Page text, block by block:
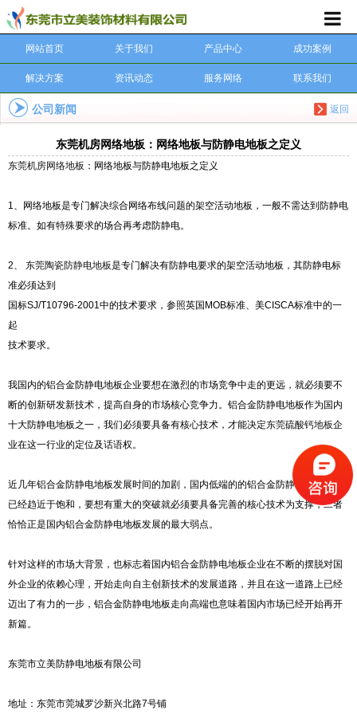
网站首页 关于我们 产品中心 成功案例
解决方案 资讯动态 服务网络 联系我们
返回
公司新闻
东莞机房网络地板：网络地板与防静电地板之定义
东莞机房网络地板 ：网络地板与防静电地板之定义
1、网络地板是专门解决综合网络布线问题的架空活动地板，一般不需达到防静电
标准。如有特殊要求的场合再考虑防静电。
2、 东莞陶瓷防静电地板是专门解决有防静电要求的架空活动地板，其防静电标
准必须达到
国标SJ/T10796-2001中的技术要求，参照英国MOB标准、美CISCA标准中的一
起
技术要求。
我国内的铝合金防静电地板企业要想在激烈的市场竞争中走的更远，就必须要不
断的创新研发新技术，提高自身的市场核心竞争力。铝合金防静电地板作为国内
十大防静电地板之一，我们必须要具备有核心技术，才能决定东莞硫酸钙地板企
业在这一行业的定位及话语权。
近几年铝合金防静电地板发展时间的加剧，国内低端的的铝合金防静电地板市场
已经趋近于饱和，要想有重大的突破就必须要具备完善的核心技术为支撑，二者
恰恰正是国内铝合金防静电地板发展的最大弱点。
针对这样的市场大背景，也标志着国内铝合金防静电地板企业在不断的摆脱对国
外企业的依赖心理，开始走向自主创新技术的发展道路，并且在这一道路上已经
迈出了有力的一步，铝合金防静电地板走向高端也意味着国内市场已经开始再开
新篇。
东莞市立美防静电地板有限公司
地址：东莞市莞城罗沙新兴北路7号铺